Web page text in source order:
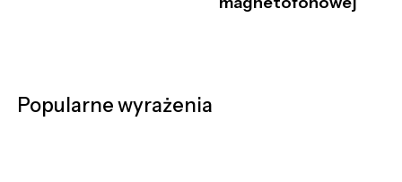
Popularne wyrażenia